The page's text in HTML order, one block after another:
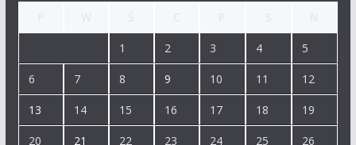
1 2 3 4 5
6 7 8 9 10 11 12
13 14 15 16 17 18 19
20 21 22 23 24 25 26